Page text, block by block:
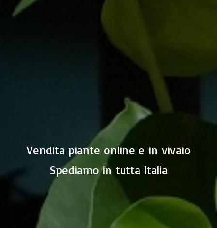
Vendita piante online e in vivaio
Spediamo in tutta Italia